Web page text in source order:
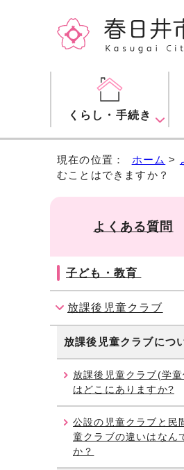
くらし・手続き
現在の位置： ホーム >
むことはできますか？
よくある質問
子ども・教育
放課後児童クラブ
放課後児童クラブにつ
放課後児童クラブ(学
はどこにありますか?
公設の児童クラブと民
童クラブの違いはなん
か？